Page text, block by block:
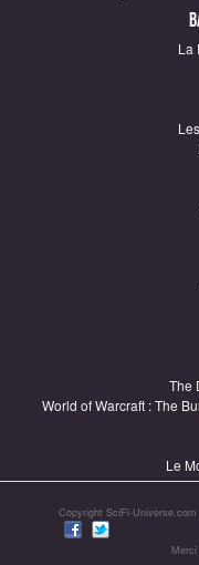
La
The
World of Warcraft : The
Le
Copyright SciFi-